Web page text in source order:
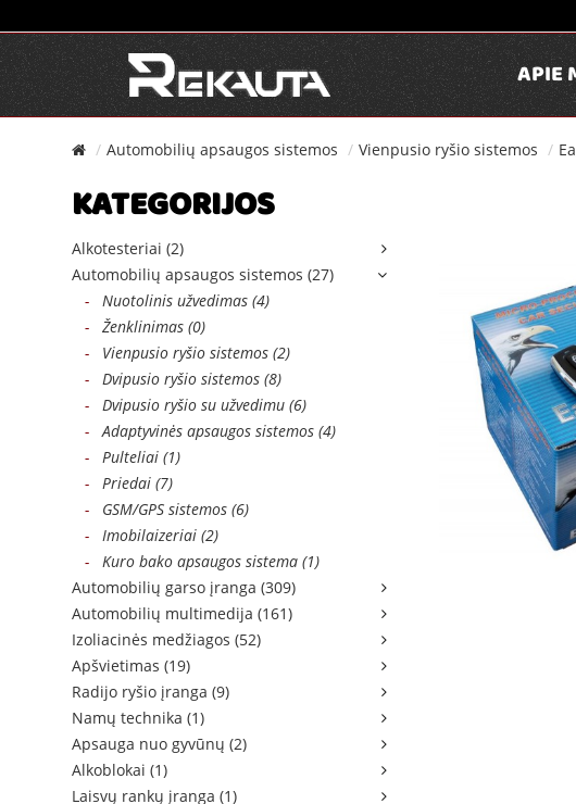
APIE
Automobilių apsaugos sistemos Vienpusio ryšio sistemos
KATEGORIJOS
Alkotesteriai (2)
Automobilių apsaugos sistemos (27)
- Nuotolinis užvedimas (4)
- Ženklinimas (0)
- Vienpusio ryšio sistemos (2)
- Dvipusio ryšio sistemos (8)
- Dvipusio ryšio su užvedimu (6)
- Adaptyvinės apsaugos sistemos (4)
- Pulteliai (1)
- Priedai (7)
- GSM/GPS sistemos (6)
- Imobilaizeriai (2)
- Kuro bako apsaugos sistema (1)
Automobilių garso įranga (309)
Automobilių multimedija (161)
Izoliacinės medžiagos (52)
Apšvietimas (19)
Radijo ryšio įranga (9)
Namų technika (1)
Apsauga nuo gyvūnų (2)
Alkoblokai (1)
Laisvų rankų įranga (1)